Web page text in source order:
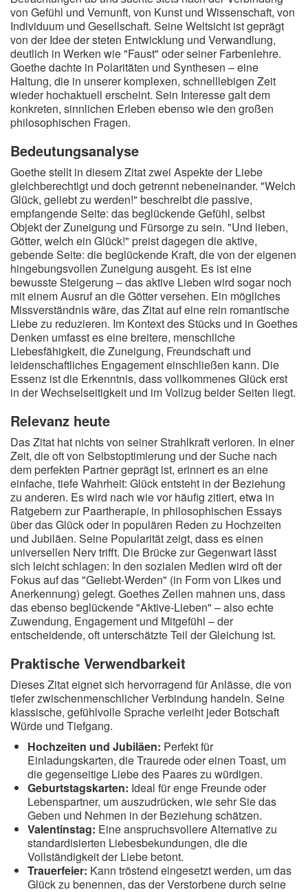
von Gefühl und Vernunft, von Kunst und Wissenschaft, von
Individuum und Gesellschaft. Seine Weltsicht ist geprägt
von der Idee der steten Entwicklung und Verwandlung,
deutlich in Werken wie "Faust" oder seiner Farbenlehre.
Goethe dachte in Polaritäten und Synthesen – eine
Haltung, die in unserer komplexen, schnelllebigen Zeit
wieder hochaktuell erscheint. Sein Interesse galt dem
konkreten, sinnlichen Erleben ebenso wie den großen
philosophischen Fragen.
Bedeutungsanalyse
Goethe stellt in diesem Zitat zwei Aspekte der Liebe
gleichberechtigt und doch getrennt nebeneinander. "Welch
Glück, geliebt zu werden!" beschreibt die passive,
empfangende Seite: das beglückende Gefühl, selbst
Objekt der Zuneigung und Fürsorge zu sein. "Und lieben,
Götter, welch ein Glück!" preist dagegen die aktive,
gebende Seite: die beglückende Kraft, die von der eigenen
hingebungsvollen Zuneigung ausgeht. Es ist eine
bewusste Steigerung – das aktive Lieben wird sogar noch
mit einem Ausruf an die Götter versehen. Ein mögliches
Missverständnis wäre, das Zitat auf eine rein romantische
Liebe zu reduzieren. Im Kontext des Stücks und in Goethes
Denken umfasst es eine breitere, menschliche
Liebesfähigkeit, die Zuneigung, Freundschaft und
leidenschaftliches Engagement einschließen kann. Die
Essenz ist die Erkenntnis, dass vollkommenes Glück erst
in der Wechselseitigkeit und im Vollzug beider Seiten liegt.
Relevanz heute
Das Zitat hat nichts von seiner Strahlkraft verloren. In einer
Zeit, die oft von Selbstoptimierung und der Suche nach
dem perfekten Partner geprägt ist, erinnert es an eine
einfache, tiefe Wahrheit: Glück entsteht in der Beziehung
zu anderen. Es wird nach wie vor häufig zitiert, etwa in
Ratgebern zur Paartherapie, in philosophischen Essays
über das Glück oder in populären Reden zu Hochzeiten
und Jubiläen. Seine Popularität zeigt, dass es einen
universellen Nerv trifft. Die Brücke zur Gegenwart lässt
sich leicht schlagen: In den sozialen Medien wird oft der
Fokus auf das "Geliebt-Werden" (in Form von Likes und
Anerkennung) gelegt. Goethes Zeilen mahnen uns, dass
das ebenso beglückende "Aktive-Lieben" – also echte
Zuwendung, Engagement und Mitgefühl – der
entscheidende, oft unterschätzte Teil der Gleichung ist.
Praktische Verwendbarkeit
Dieses Zitat eignet sich hervorragend für Anlässe, die von
tiefer zwischenmenschlicher Verbindung handeln. Seine
klassische, gefühlvolle Sprache verleiht jeder Botschaft
Würde und Tiefgang.
Hochzeiten und Jubiläen: Perfekt für
Einladungskarten, die Traurede oder einen Toast, um
die gegenseitige Liebe des Paares zu würdigen.
Geburtstagskarten: Ideal für enge Freunde oder
Lebenspartner, um auszudrücken, wie sehr Sie das
Geben und Nehmen in der Beziehung schätzen.
Valentinstag: Eine anspruchsvollere Alternative zu
standardisierten Liebesbekundungen, die die
Vollständigkeit der Liebe betont.
Trauerfeier: Kann tröstend eingesetzt werden, um das
Glück zu benennen, das der Verstorbene durch seine